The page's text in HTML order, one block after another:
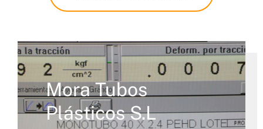
Mora Tubos
Plásticos S.L